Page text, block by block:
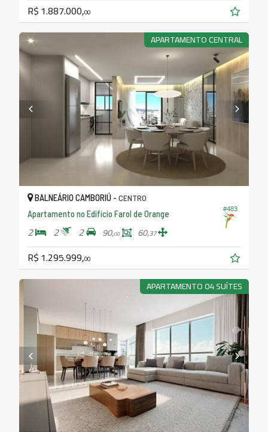
R$ 1.887.000,00
APARTAMENTO CENTRAL
#483
BALNEÁRIO CAMBORIÚ - CENTRO
Apartamento no Edifício Farol de Orange
2 2 2 90,00 60,37
R$ 1.295.999,00
APARTAMENTO 04 SUÍTES